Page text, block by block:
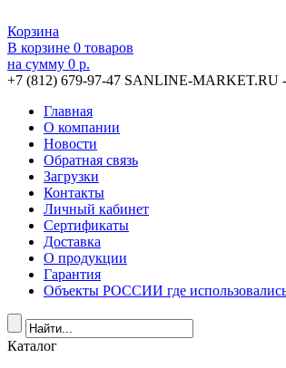
Корзина
В корзине 0 товаров
на сумму 0 р.
+7 (812) 679-97-47 SANLINE-MARKET.RU
Главная
О компании
Новости
Обратная связь
Загрузки
Контакты
Личный кабинет
Сертификаты
Доставка
О продукции
Гарантия
Объекты РОССИИ где
Каталог